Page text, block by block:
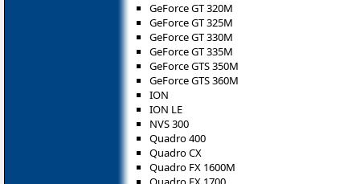
GeForce GT 320M
GeForce GT 325M
GeForce GT 330M
GeForce GT 335M
GeForce GTS 350M
GeForce GTS 360M
ION
ION LE
NVS 300
Quadro 400
Quadro CX
Quadro FX 1600M